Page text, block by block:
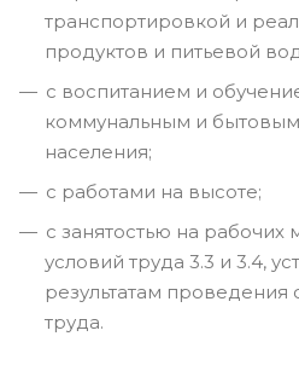
транспортировкой и
продуктов и питьевой
с воспитанием и
коммунальным и
населения;
с работами на высоте;
с занятостью на рабочих
условий труда 3.3 и 3.4,
результатам проведения
труда.